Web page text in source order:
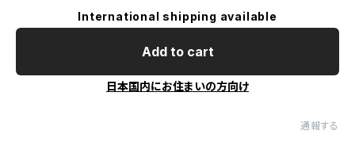
International shipping available
Add to cart
日本国内にお住まいの方向け
通報する